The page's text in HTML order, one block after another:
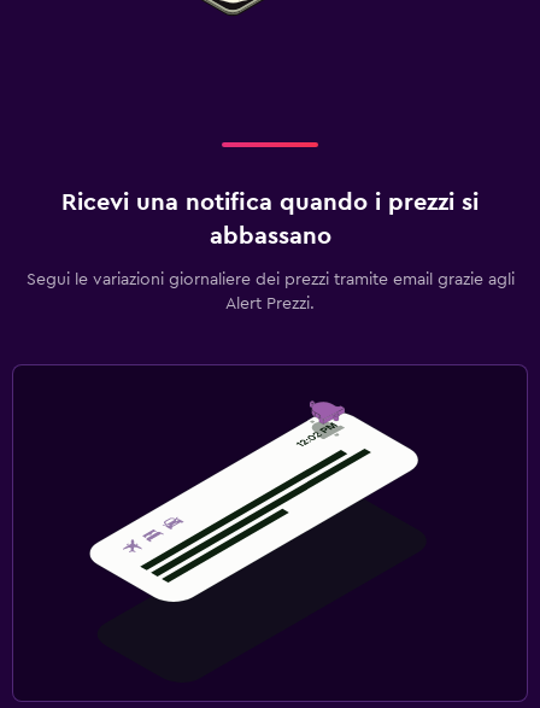
Ricevi una notifica quando i prezzi si
abbassano
Segui le variazioni giornaliere dei prezzi tramite email grazie agli
Alert Prezzi.